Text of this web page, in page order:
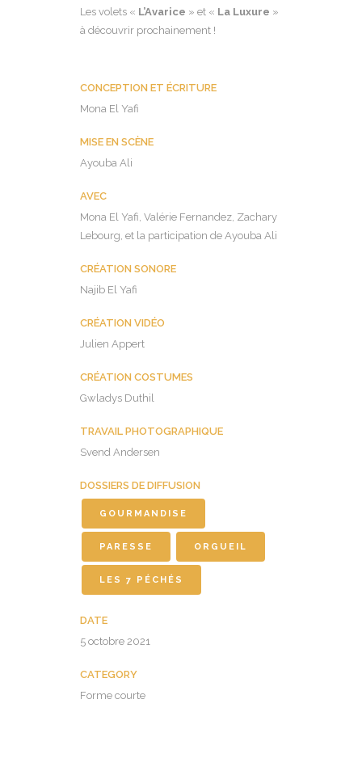
Les volets « L’Avarice » et « La Luxure »
à découvrir prochainement !
CONCEPTION ET ÉCRITURE
Mona El Yafi
MISE EN SCÈNE
Ayouba Ali
AVEC
Mona El Yafi, Valérie Fernandez, Zachary
Lebourg, et la participation de Ayouba Ali
CRÉATION SONORE
Najib El Yafi
CRÉATION VIDÉO
Julien Appert
CRÉATION COSTUMES
Gwladys Duthil
TRAVAIL PHOTOGRAPHIQUE
Svend Andersen
DOSSIERS DE DIFFUSION
GOURMANDISE
PARESSE ORGUEIL
LES 7 PÉCHÉS
DATE
5 octobre 2021
CATEGORY
Forme courte